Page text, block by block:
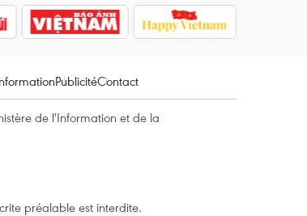
PublicitéContact
de l'Information et de la
préalable est interdite.